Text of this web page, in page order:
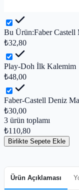
Bu Ürün:Faber Castell
₺32,80
Play-Doh İlk Kalemim
₺48,00
Faber-Castell Deniz
₺30,00
3 ürün toplamı
₺110,80
Birlikte Sepete Ekle
Ürün Açıklaması